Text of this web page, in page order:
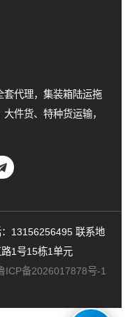
套代理，集装箱陆运拖
件货、特种货运输，
13156256495 联系地
1号15栋1单元
ICP备2026017878号-1